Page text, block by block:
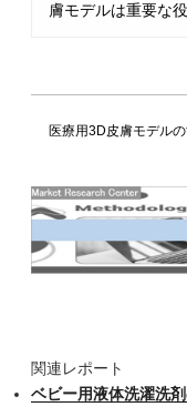
膚モデルは重要な
医療用3D皮膚モデル
関連レポート
ベビー用液体洗濯洗